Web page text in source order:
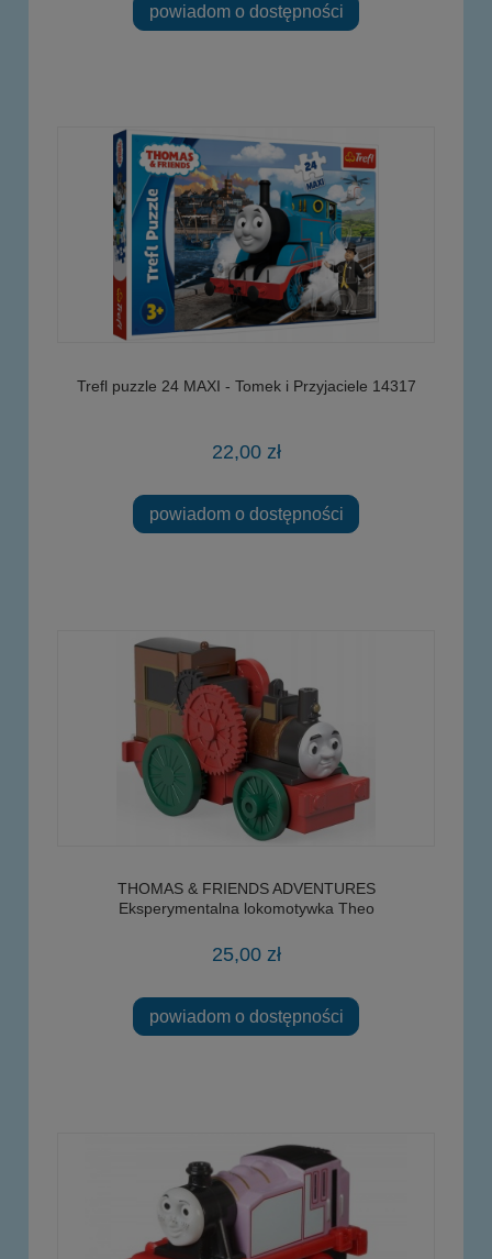
powiadom o dostępności
Trefl puzzle 24 MAXI - Tomek i Przyjaciele 14317
22,00 zł
powiadom o dostępności
THOMAS & FRIENDS ADVENTURES
Eksperymentalna lokomotywka Theo
25,00 zł
powiadom o dostępności